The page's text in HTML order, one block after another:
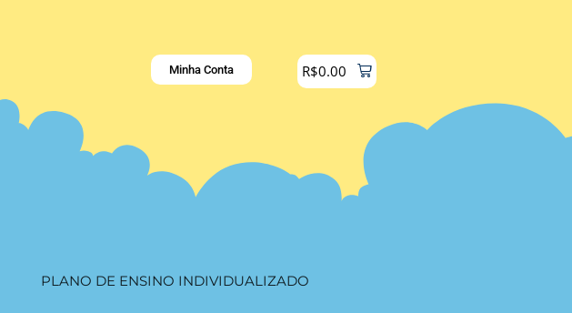
Minha Conta R$0.00
PLANO DE ENSINO INDIVIDUALIZADO